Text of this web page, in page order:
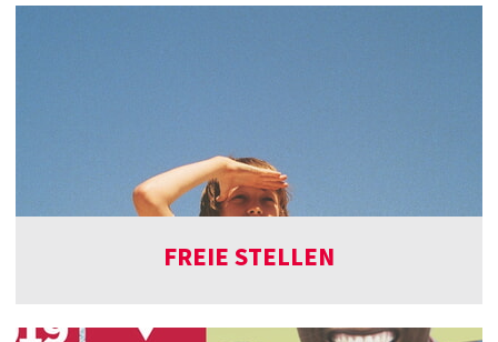
FREIE STELLEN